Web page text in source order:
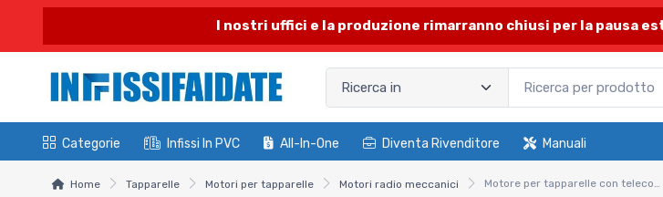
I nostri uffici e la produzione rimarranno chiusi per la pausa
Categorie Infissi In PVC All-In-One Diventa Rivenditore Manuali
Home Tapparelle Motori per tapparelle Motori radio meccanici Motore per tapparelle con telecomando 50 Nm - 100Kg (per rullo diametro 60mm) - 6 fili